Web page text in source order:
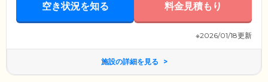
空き状況を知る 料金見積もり
※2026/01/18更新
施設の詳細を見る